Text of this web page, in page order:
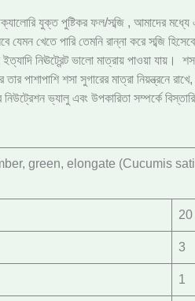
যুক্ত পুষ্টিকর ফল/সব্জি , আমাদের
যেমন খেতে পারি তেমনি রান্না করে সব্জি
ইত্যাদি নিঊট্রেন্ট ভালো মাত্রায় পাওয়া
পাশাপাশি শসা সুগারের মাত্রা নিয়ন্ত্রনে
ভ্যালু এবং উপকারিতা সম্পর্কে
green, elongate (Cucumis
20
3
1